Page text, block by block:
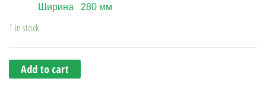
Ширина 280 мм
1 in stock
Add to cart